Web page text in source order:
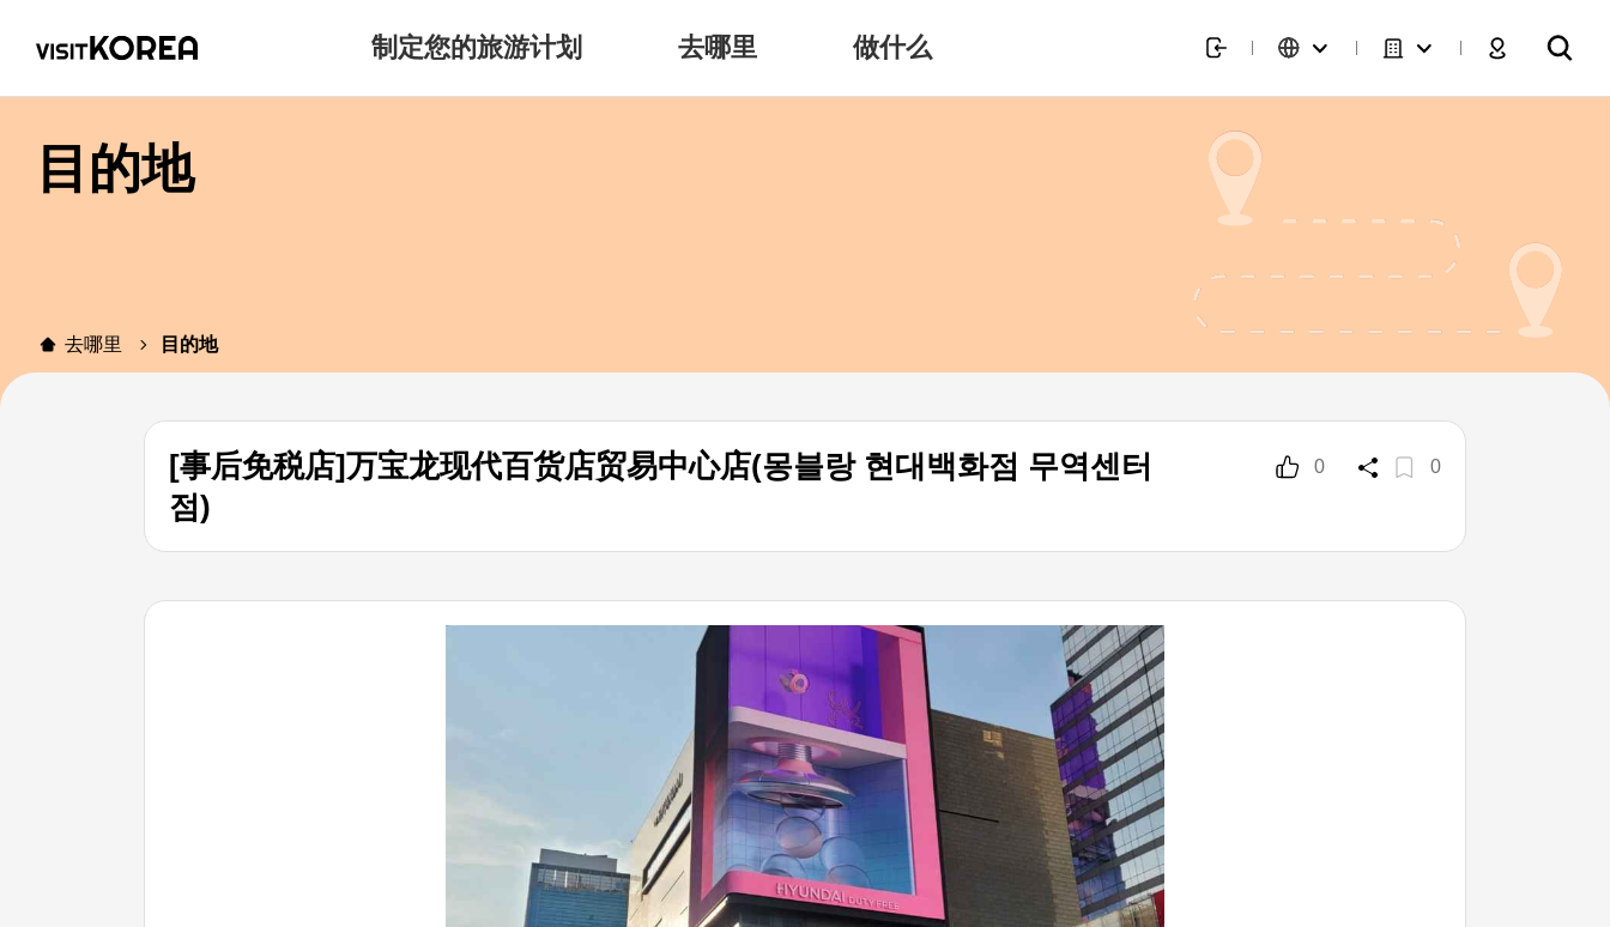
制定您的旅游计划 去哪里 做什么
目的地
去哪里 目的地
[事后免税店]万宝龙现代百货店贸易中心店(몽블랑 현대백화점 무역센터
점)
0 0